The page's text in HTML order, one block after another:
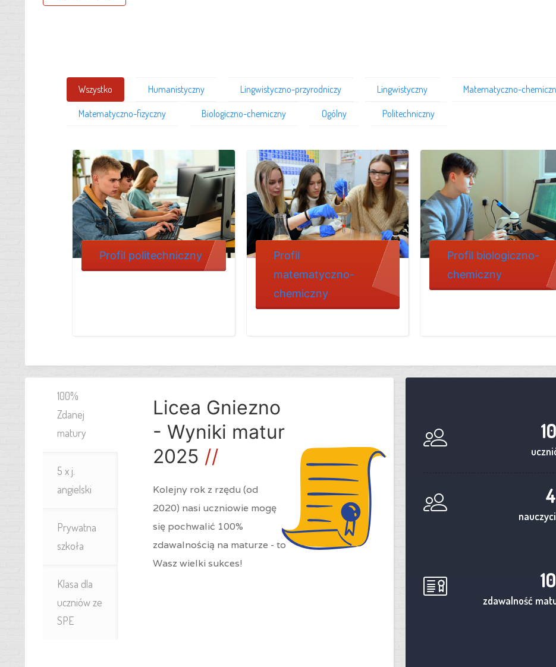
Wszystko Humanistyczny Lingwistyczno-przyrodniczy Lingwistyczny Matematyczno-
Matematyczno-fizyczny Biologiczno-chemiczny Ogólny Politechniczny
Profil politechniczny
Profil
matematyczno-
chemiczny
Profil biologiczno-
chemiczny
100%
Zdanej
matury
5 x j.
angielski
Prywatna
szkoła
Klasa dla
uczniów ze
SPE
Licea Gniezno
- Wyniki matur
2025
Kolejny rok z rzędu (od
2020) nasi uczniowie mogę
się pochwalić 100%
zdawalnością na maturze - to
Wasz wielki sukces!
zdawalność